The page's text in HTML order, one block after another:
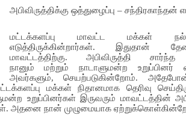
அபிவிருத்திக்கு ஒத்துழைப்பு – சந்திரகாந்தன்
மட்டக்களப்பு மாவட்ட மக்கள்
எடுத்திருக்கின்றார்கள்.இதுதான்
மாவட்டத்திற்கு. அபிவிருத்தி சார்ந்த
நானும்
மற்றும் நாடாளுமன்ற உறுப்பினர்
அவர்களும்,செயற்படுகின்றோம்.
மக்கள் நிதானமாக தெரிவு
உறுப்பினர்கள் இருவரும் மாவட்டத்தின்
. அதனை நான் முழுமையாக